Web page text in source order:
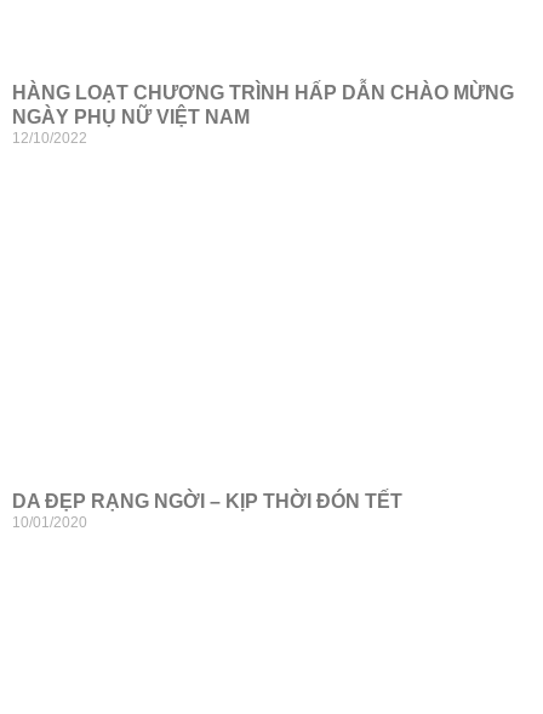
HÀNG LOẠT CHƯƠNG TRÌNH HẤP DẪN CHÀO MỪNG
NGÀY PHỤ NỮ VIỆT NAM
12/10/2022
DA ĐẸP RẠNG NGỜI – KỊP THỜI ĐÓN TẾT
10/01/2020